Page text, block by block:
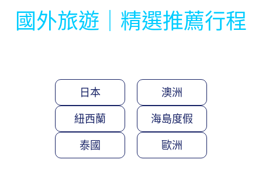
國外旅遊｜精選推薦行程
日本 澳洲
紐西蘭 海島度假
泰國 歐洲